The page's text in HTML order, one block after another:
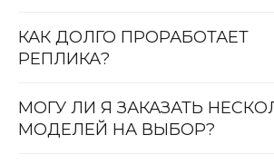
КАК ДОЛГО ПРОРАБОТАЕТ
РЕПЛИКА?
МОГУ ЛИ Я ЗАКАЗАТЬ
МОДЕЛЕЙ НА ВЫБОР?